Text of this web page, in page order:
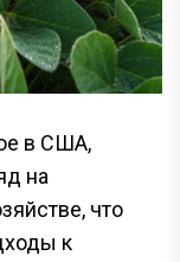
в США,
на
что
к